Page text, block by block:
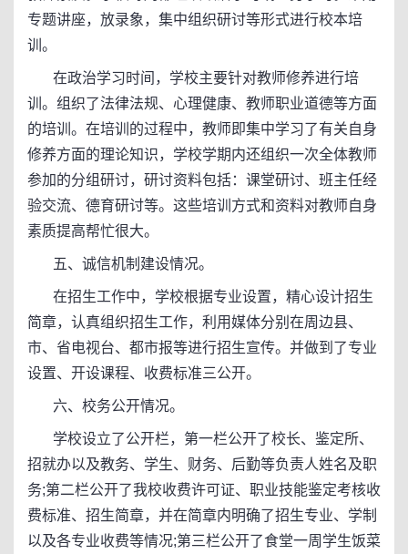
专题讲座，放录象，集中组织研讨等形式进行校本培
训。
在政治学习时间，学校主要针对教师修养进行培
训。组织了法律法规、心理健康、教师职业道德等方面
的培训。在培训的过程中，教师即集中学习了有关自身
修养方面的理论知识，学校学期内还组织一次全体教师
参加的分组研讨，研讨资料包括：课堂研讨、班主任经
验交流、德育研讨等。这些培训方式和资料对教师自身
素质提高帮忙很大。
五、诚信机制建设情况。
在招生工作中，学校根据专业设置，精心设计招生
简章，认真组织招生工作，利用媒体分别在周边县、
市、省电视台、都市报等进行招生宣传。并做到了专业
设置、开设课程、收费标准三公开。
六、校务公开情况。
学校设立了公开栏，第一栏公开了校长、鉴定所、
招就办以及教务、学生、财务、后勤等负责人姓名及职
务;第二栏公开了我校收费许可证、职业技能鉴定考核收
费标准、招生简章，并在简章内明确了招生专业、学制
以及各专业收费等情况;第三栏公开了食堂一周学生饭菜